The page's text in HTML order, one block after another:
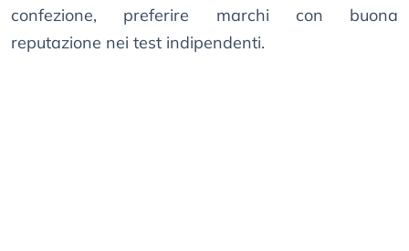
confezione, preferire marchi con buona
reputazione nei test indipendenti.